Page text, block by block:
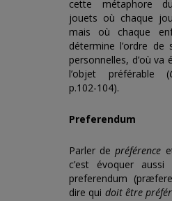
cette métaphore
jouets où chaque
mais où chaque
détermine l’ordre de
personnelles, d’où va
l’objet préférable (
p.102-104).
Preferendum
Parler depréférence
c’est évoquer
preferendum
dire qui doit être